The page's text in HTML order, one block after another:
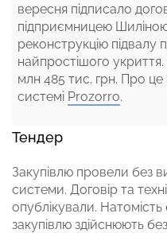
вересня підписало
підприємницею
реконструкцію підвалу
найпростішого укриття.
млн 485 тис. грн. Про це
системі Prozorro.
Тендер
Закупівлю провели без
системи. Договір та
опублікували.
закупівлю здійснюють